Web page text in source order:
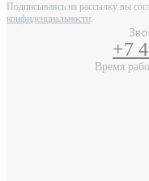
+7
Время
Подписываясь на рассылку вы
конфиденциальности.